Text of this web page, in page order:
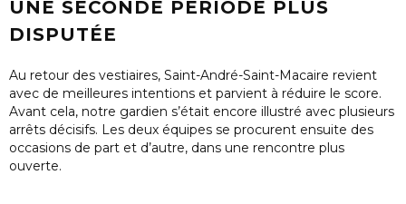
UNE SECONDE PÉRIODE PLUS
DISPUTÉE
Au retour des vestiaires, Saint-André-Saint-Macaire revient
avec de meilleures intentions et parvient à réduire le score.
Avant cela, notre gardien s’était encore illustré avec plusieurs
arrêts décisifs. Les deux équipes se procurent ensuite des
occasions de part et d’autre, dans une rencontre plus
ouverte.